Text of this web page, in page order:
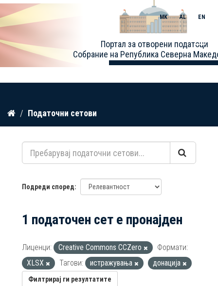
Прескокнете
содржина
Портал за отворени податоци
Собрание на Република Северна
MK AL EN
Toggle
Податочни сетови
Подреди според
1 податочен сет е пронајден
Лиценци: Creative Commons CCZero
Формати:
XLSX
Тагови: истражувања донација
Филтрирај ги резултатите